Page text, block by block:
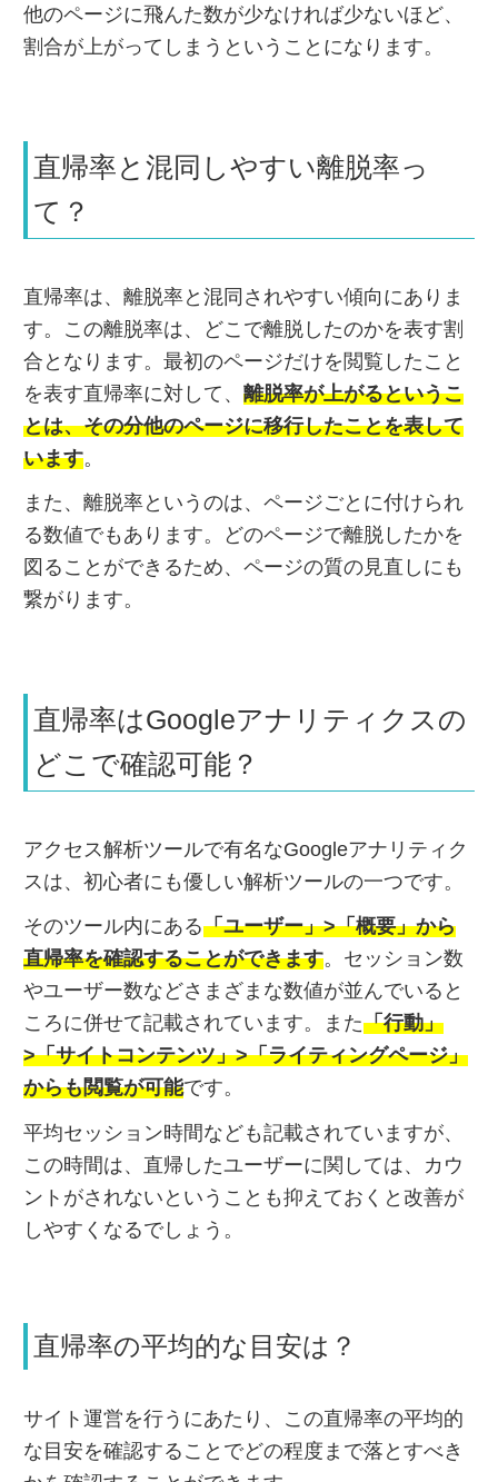
他のページに飛んた数が少なければ少ないほど、
割合が上がってしまうということになります。
直帰率と混同しやすい離脱率っ
て？
直帰率は、離脱率と混同されやすい傾向にありま
す。この離脱率は、どこで離脱したのかを表す割
合となります。最初のページだけを閲覧したこと
を表す直帰率に対して、 離脱率が上がるというこ
とは、その分他のページに移行したことを表して
います。
また、離脱率というのは、ページごとに付けられ
る数値でもあります。どのページで離脱したかを
図ることができるため、ページの質の見直しにも
繋がります。
直帰率はGoogleアナリティクスの
どこで確認可能？
アクセス解析ツールで有名なGoogleアナリティク
スは、初心者にも優しい解析ツールの一つです。
そのツール内にある「ユーザー」>「概要」から
直帰率を確認することができます。セッション数
やユーザー数などさまざまな数値が並んでいると
ころに併せて記載されています。また「行動」
>「サイトコンテンツ」>「ライティングページ」
からも閲覧が可能です。
平均セッション時間なども記載されていますが、
この時間は、直帰したユーザーに関しては、カウ
ントがされないということも抑えておくと改善が
しやすくなるでしょう。
直帰率の平均的な目安は？
サイト運営を行うにあたり、この直帰率の平均的
な目安を確認することでどの程度まで落とすべき